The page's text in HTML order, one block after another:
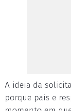
A ideia da
porque pais e